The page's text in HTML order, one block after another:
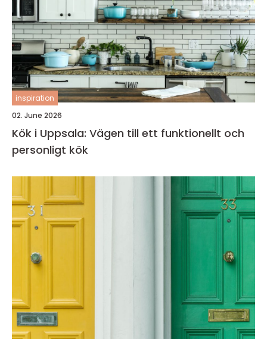
inspiration
02. June 2026
Kök i Uppsala: Vägen till ett funktionellt och
personligt kök